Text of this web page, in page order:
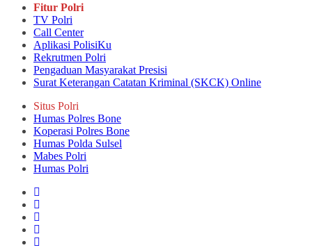
Fitur Polri
TV Polri
Call Center
Aplikasi PolisiKu
Rekrutmen Polri
Pengaduan Masyarakat Presisi
Surat Keterangan Catatan Kriminal (SKCK) Online
Situs Polri
Humas Polres Bone
Koperasi Polres Bone
Humas Polda Sulsel
Mabes Polri
Humas Polri